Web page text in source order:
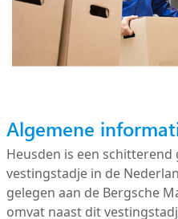
Algemene
Heusden is een
vestingstadje in de
gelegen aan de Bergsche
omvat naast dit